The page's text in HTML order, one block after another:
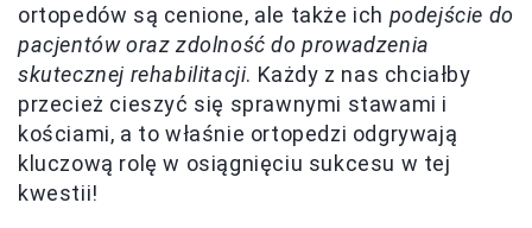
ortopedów są cenione, ale także ich podejście do
pacjentów oraz zdolność do prowadzenia
skutecznej rehabilitacji. Każdy z nas chciałby
przecież cieszyć się sprawnymi stawami i
kościami, a to właśnie ortopedzi odgrywają
kluczową rolę w osiągnięciu sukcesu w tej
kwestii!